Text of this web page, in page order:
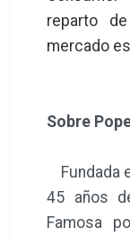
reparto
mercado
Sobre
Fundada
45 años
Famosa